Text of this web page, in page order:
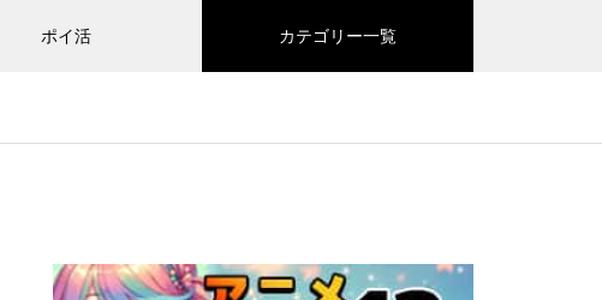
ポイ活 カテゴリー一覧